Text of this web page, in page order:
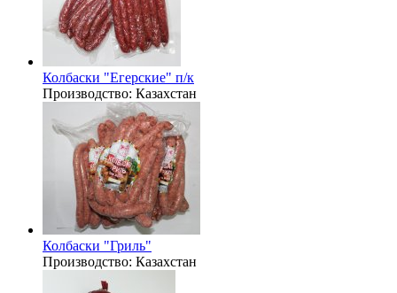
Колбаски "Егерские" п/к
Производство: Казахстан
Колбаски "Гриль"
Производство: Казахстан